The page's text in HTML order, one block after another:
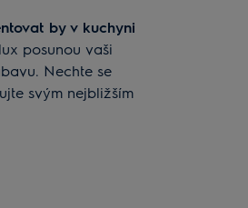
posunou vaši
Nechte se
svým nejbližším